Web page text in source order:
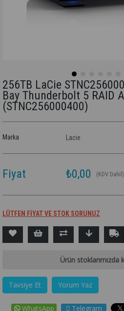
256TB LaCie
Bay Thunderbolt 5 RAID
(STNC256000400​)
Marka Lacie
Fiyat ₺0,00 (KDV Dahil)
LÜTFEN FİYAT VE STOK SORUNUZ
Ürün stoklarımızda
Tavsiye Et Yorum Yaz
WhatsApp Telegram